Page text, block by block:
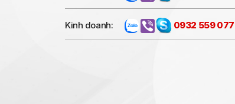
Kinh doanh: 0932 559 077